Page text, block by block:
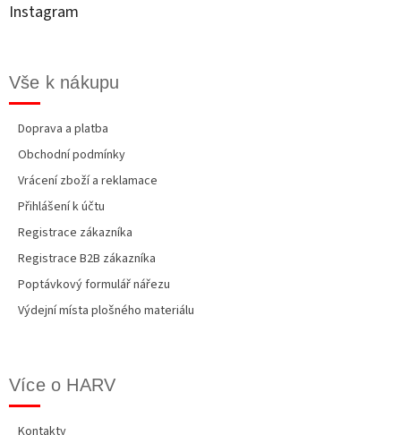
Instagram
Vše k nákupu
Doprava a platba
Obchodní podmínky
Vrácení zboží a reklamace
Přihlášení k účtu
Registrace zákazníka
Registrace B2B zákazníka
Poptávkový formulář nářezu
Výdejní místa plošného materiálu
Více o HARV